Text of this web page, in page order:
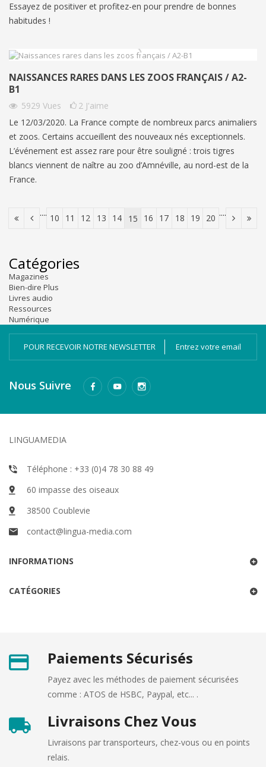
Essayez de positiver et profitez-en pour prendre de bonnes
habitudes !
NAISSANCES RARES DANS LES ZOOS FRANÇAIS / A2-
B1
5929 Vues 2 J'aime
Le 12/03/2020. La France compte de nombreux parcs animaliers
et zoos. Certains accueillent des nouveaux nés exceptionnels.
L’événement est assez rare pour être souligné : trois tigres
blancs viennent de naître au zoo d’Amnéville, au nord-est de la
France.
.... 10 11 12 13 14 15 16 17 18 19 20 ....
Catégories
Magazines
Bien-dire Plus
Livres audio
Ressources
Numérique
POUR RECEVOIR NOTRE NEWSLETTER
Nous Suivre
LINGUAMEDIA
Téléphone : +33 (0)4 78 30 88 49
60 impasse des oiseaux
38500 Coublevie
contact@lingua-media.com
INFORMATIONS
CATÉGORIES
Paiements Sécurisés
Payez avec les méthodes de paiement sécurisées
comme : ATOS de HSBC, Paypal, etc... .
Livraisons Chez Vous
Livraisons par transporteurs, chez-vous ou en points
relais.